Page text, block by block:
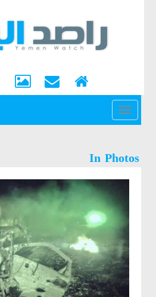
القائمة
In Photos